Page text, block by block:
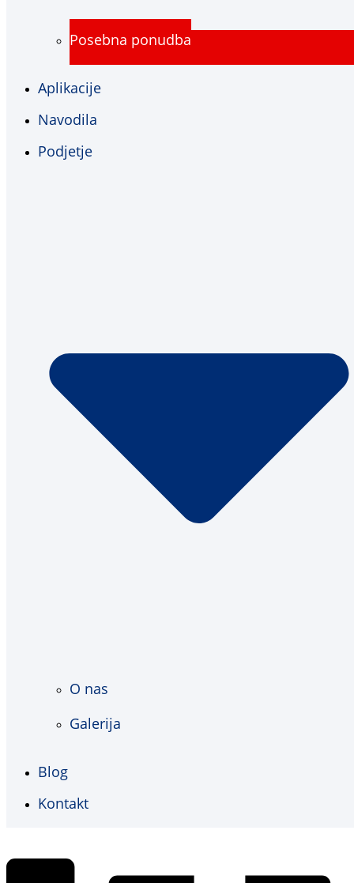
Posebna ponudba
Aplikacije
Navodila
Podjetje
O nas
Galerija
Blog
Kontakt